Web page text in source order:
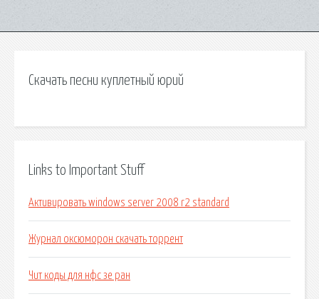
Скачать песни куплетный юрий
Links to Important Stuff
Активировать windows server 2008 r2 standard
Журнал оксюморон скачать торрент
Чит коды для нфс зе ран